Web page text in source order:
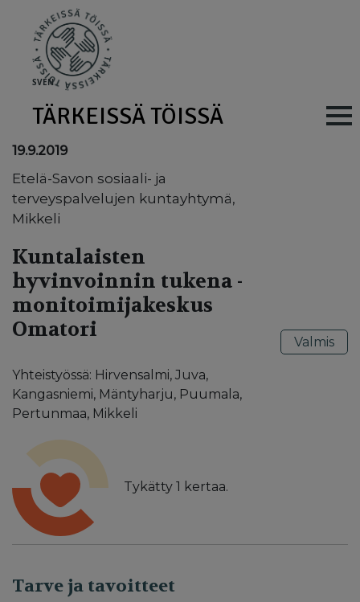
SVEN
TÄRKEISSÄ TÖISSÄ Main
19.9.2019
Etelä-Savon sosiaali- ja
terveyspalvelujen kuntayhtymä,
Mikkeli
Kuntalaisten
hyvinvoinnin tukena -
monitoimijakeskus
Omatori
Yhteistyössä: Hirvensalmi, Juva,
Kangasniemi, Mäntyharju, Puumala,
Pertunmaa, Mikkeli
Tykätty 1 kertaa.
Valmis
Tarve ja tavoitteet